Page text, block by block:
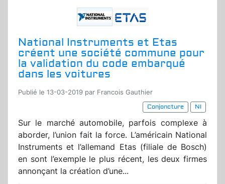
National Instruments et Etas
créent une société commune pour
la validation du code embarqué
dans les voitures
Publié le 13-03-2019 par Francois Gauthier
Conjoncture
NI
Sur le marché automobile, parfois complexe à
aborder, l’union fait la force. L’américain National
Instruments et l’allemand Etas (filiale de Bosch)
en sont l’exemple le plus récent, les deux firmes
annonçant la création d’une...